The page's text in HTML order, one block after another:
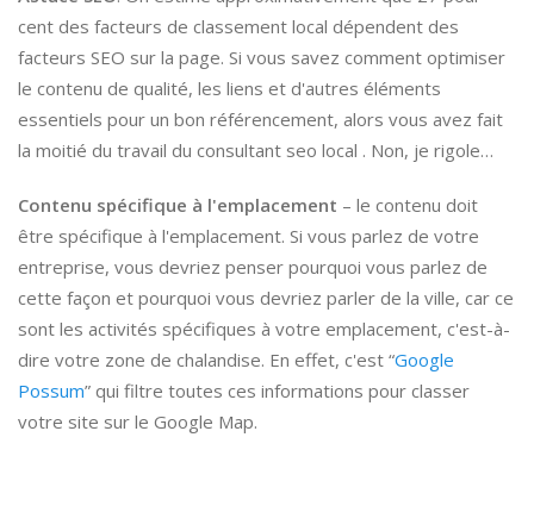
cent des facteurs de classement local dépendent des
facteurs SEO sur la page. Si vous savez comment optimiser
le contenu de qualité, les liens et d'autres éléments
essentiels pour un bon référencement, alors vous avez fait
la moitié du travail du consultant seo local . Non, je rigole…
Contenu spécifique à l'emplacement – le contenu doit
être spécifique à l'emplacement. Si vous parlez de votre
entreprise, vous devriez penser pourquoi vous parlez de
cette façon et pourquoi vous devriez parler de la ville, car ce
sont les activités spécifiques à votre emplacement, c'est-à-
dire votre zone de chalandise. En effet, c'est “Google
Possum” qui filtre toutes ces informations pour classer
votre site sur le Google Map.